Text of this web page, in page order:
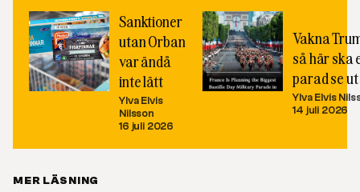
Sanktioner
utan Orban
var ändå
inte lätt
Ylva Elvis
Nilsson
16 juli 2026
Vakna
så här ska
parad se ut
Ylva Elvis
14 juli 2026
MER LÄSNING